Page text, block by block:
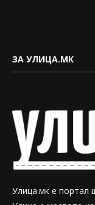
ЗА УЛИЦА.МК
Улица.мк е портал